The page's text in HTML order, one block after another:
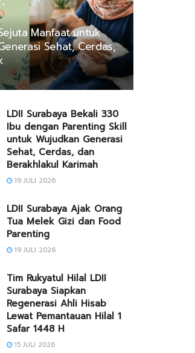
Manfaat untuk
Sehat, Cerdas,
LDII Surabaya Bekali 330
Ibu dengan Parenting Skill
untuk Wujudkan Generasi
Sehat, Cerdas, dan
Berakhlakul Karimah
19 JULI 2026
LDII Surabaya Ajak Orang
Tua Melek Gizi dan Food
Parenting
19 JULI 2026
Tim Rukyatul Hilal LDII
Surabaya Siapkan
Regenerasi Ahli Hisab
Lewat Pemantauan Hilal 1
Safar 1448 H
15 JULI 2026